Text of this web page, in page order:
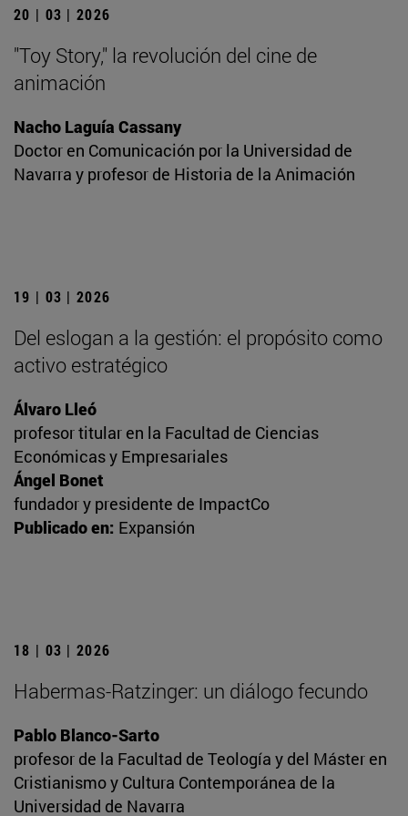
20 | 03 | 2026
"Toy Story," la revolución del cine de
animación
Nacho Laguía Cassany
Doctor en Comunicación por la Universidad de
Navarra y profesor de Historia de la Animación
19 | 03 | 2026
Del eslogan a la gestión: el propósito como
activo estratégico
Álvaro Lleó
profesor titular en la Facultad de Ciencias
Económicas y Empresariales
Ángel Bonet
fundador y presidente de ImpactCo
Publicado en: Expansión
18 | 03 | 2026
Habermas-Ratzinger: un diálogo fecundo
Pablo Blanco-Sarto
profesor de la Facultad de Teología y del Máster en
Cristianismo y Cultura Contemporánea de la
Universidad de Navarra